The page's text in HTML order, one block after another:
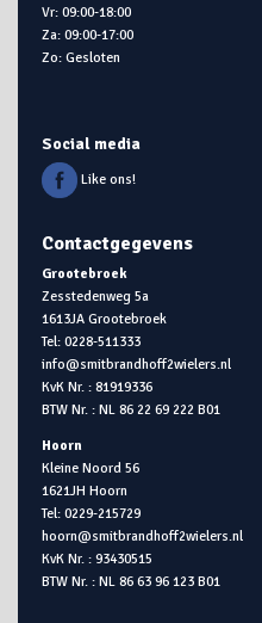
Vr: 09:00-18:00
Za: 09:00-17:00
Zo: Gesloten
Social media
Like ons!
Contactgegevens
Grootebroek
Zesstedenweg 5a
1613JA Grootebroek
Tel: 0228-511333
info@smitbrandhoff2wielers.nl
KvK Nr. : 81919336
BTW Nr. : NL 86 22 69 222 B01
Hoorn
Kleine Noord 56
1621JH Hoorn
Tel: 0229-215729
hoorn@smitbrandhoff2wielers.nl
KvK Nr. : 93430515
BTW Nr. : NL 86 63 96 123 B01